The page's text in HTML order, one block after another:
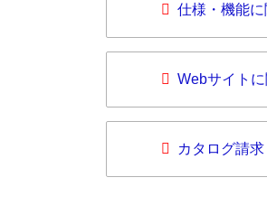
仕様・機能
Webサイト
カタログ請求